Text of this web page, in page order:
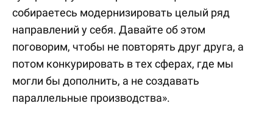
собираетесь модернизировать целый ряд
направлений у себя. Давайте об этом
поговорим, чтобы не повторять друг друга, а
потом конкурировать в тех сферах, где мы
могли бы дополнить, а не создавать
параллельные производства».